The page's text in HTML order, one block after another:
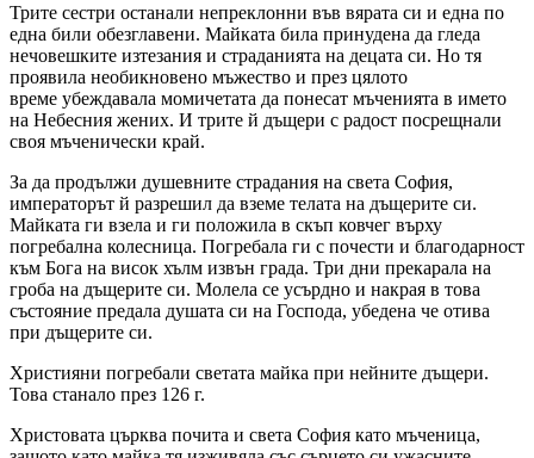
Трите сестри останали непреклонни във вярата си и една по
една били обезглавени. Майката била принудена да гледа
нечовешките изтезания и страданията на децата си. Но тя
проявила необикновено мъжество и през цялото
време убеждавала момичетата да понесат мъченията в името
на Небесния жених. И трите й дъщери с радост посрещнали
своя мъченически край.
За да продължи душевните страдания на света София,
императорът й разрешил да вземе телата на дъщерите си.
Майката ги взела и ги положила в скъп ковчег върху
погребална колесница. Погребала ги с почести и благодарност
към Бога на висок хълм извън града. Три дни прекарала на
гроба на дъщерите си. Молела се усърдно и накрая в това
състояние предала душата си на Господа, убедена че отива
при дъщерите си.
Християни погребали светата майка при нейните дъщери.
Това станало през 126 г.
Христовата църква почита и света София като мъченица,